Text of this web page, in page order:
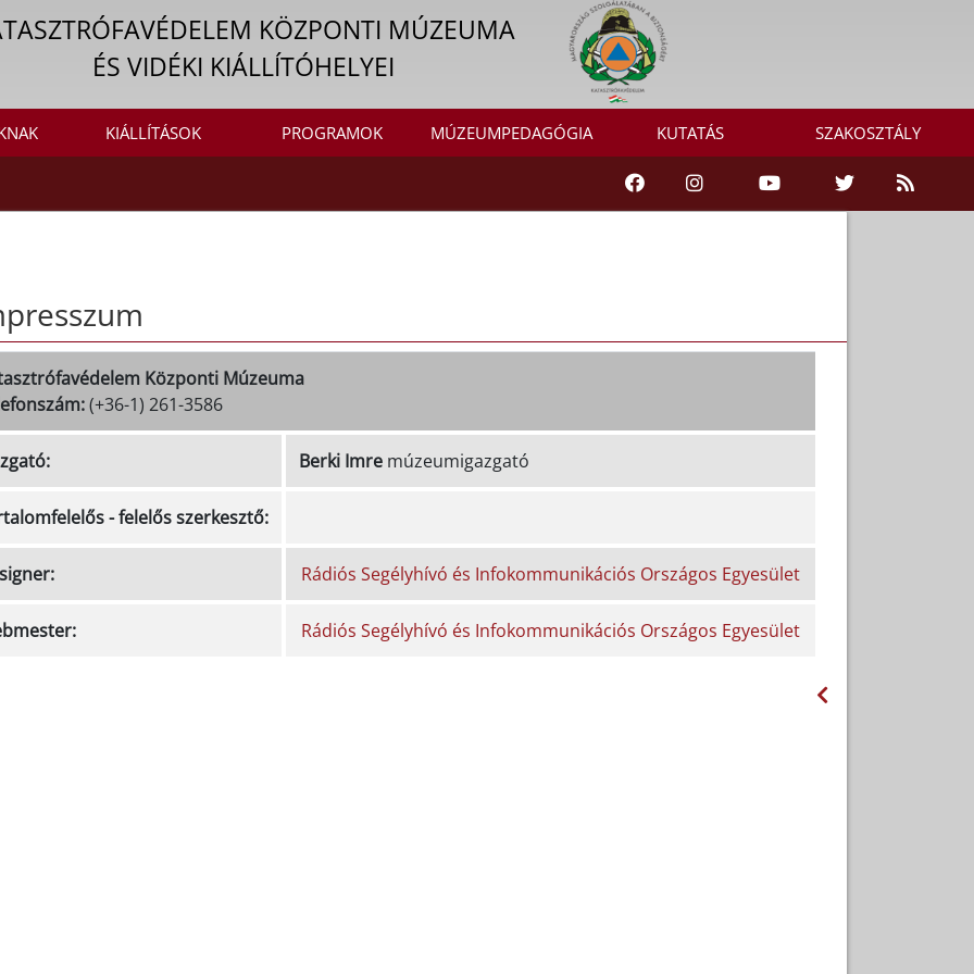
KÖZPONTI MÚZEUMA
ÉS VIDÉKI KIÁLLÍTÓHELYEI
KIÁLLÍTÁSOK PROGRAMOK MÚZEUMPEDAGÓGIA KUTATÁS SZAKOSZTÁLY
Központi Múzeuma
(+36-1) 261-3586
Berki Imremúzeumigazgató
- felelős szerkesztő:
Rádiós Segélyhívó és Infokommunikációs Országos Egyesület
Rádiós Segélyhívó és Infokommunikációs Országos Egyesület